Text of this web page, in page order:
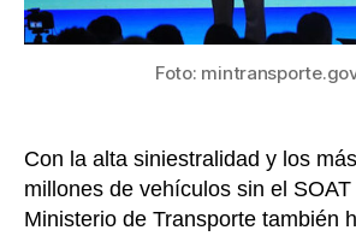
Foto:
Con la alta siniestralidad y los
millones de vehículos sin el SOAT
Ministerio de Transporte también